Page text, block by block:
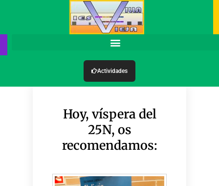
Actividades
Hoy, víspera del
25N, os
recomendamos: